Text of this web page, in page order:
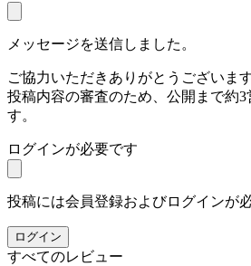
メッセージを送信しました。
ご協力いただきありがとうございます
投稿内容の審査のため、公開まで約3
す。
ログインが必要です
投稿には会員登録およびログインが
ログイン
すべてのレビュー